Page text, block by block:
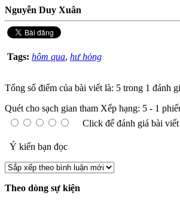
Nguyễn Duy Xuân
Tags: hôm qua, hư hỏng
Tổng số điểm của bài viết là: 5 trong 1 đánh
Quét cho sạch gian tham Xếp hạng: 5 - 1
Click để đánh giá bài viết
Ý kiến bạn đọc
Theo dòng sự kiện